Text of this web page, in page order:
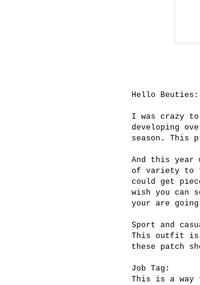
Hello Beuties:
I was crazy
developing
season. This
And this year
of variety to
could get
wish you can
your are
Sport and
This outfit is
these patch
Job Tag:
This is a way